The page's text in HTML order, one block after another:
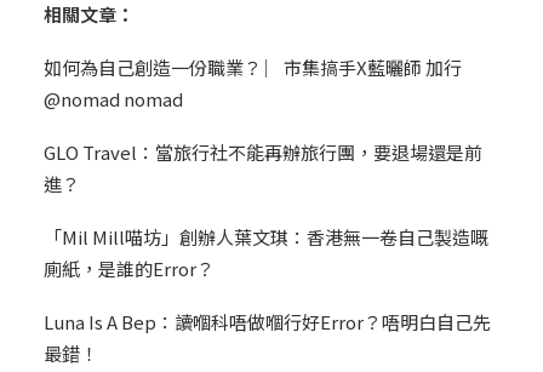
相關文章：
如何為自己創造一份職業？ ︳市集搞手X藍曬師 加行
@nomad nomad
GLO Travel：當旅行社不能再辦旅行團，要退場還是前
進？
「Mil Mill喵坊」創辦人葉文琪：香港無一卷自己製造嘅
廁紙，是誰的Error？
Luna Is A Bep：讀嗰科唔做嗰行好Error？唔明白自己先
最錯！